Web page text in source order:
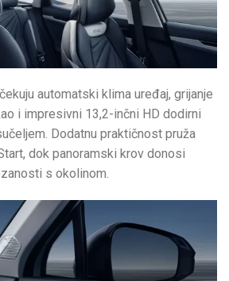
automatski klima uređaj, grijanje
i impresivni 13,2-inčni HD dodirni
Dodatnu praktičnost pruža
dok panoramski krov donosi
s okolinom.